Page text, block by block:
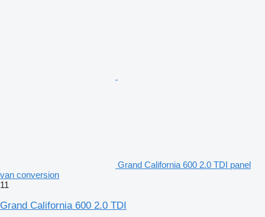
Grand California 600 2.0 TDI panel
van conversion
11
Grand California 600 2.0 TDI